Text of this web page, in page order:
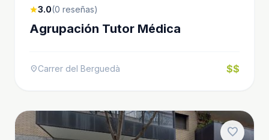
star3.0(0 reseñas)
Agrupación Tutor Médica
location_onCarrer del Berguedà $$
favorite